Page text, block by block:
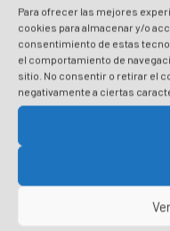
Para ofrecer las mejores
cookies para almacenar y/o
consentimiento de estas
el comportamiento de
sitio. No consentir o retirar el
negativamente a ciertas